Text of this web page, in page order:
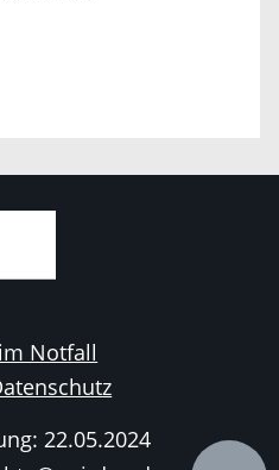
Geschichte
Notfall
22.05.2024